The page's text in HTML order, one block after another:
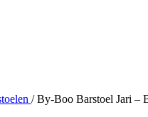
/ By-Boo Barstoel Jari –